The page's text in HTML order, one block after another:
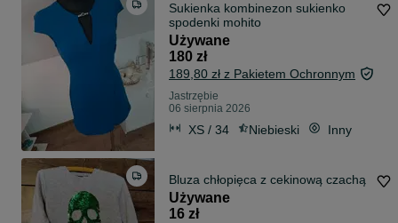
Sukienka kombinezon sukienko
spodenki mohito
Używane
180 zł
189,80 zł z Pakietem Ochronnym
Jastrzębie
06 sierpnia 2026
XS / 34 Niebieski Inny
Bluza chłopięca z cekinową czachą
Używane
16 zł